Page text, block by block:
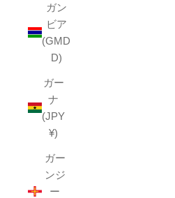
ガン
ビア
(GMD
D)
ガー
ナ
(JPY
¥)
ガー
ンジ
ー